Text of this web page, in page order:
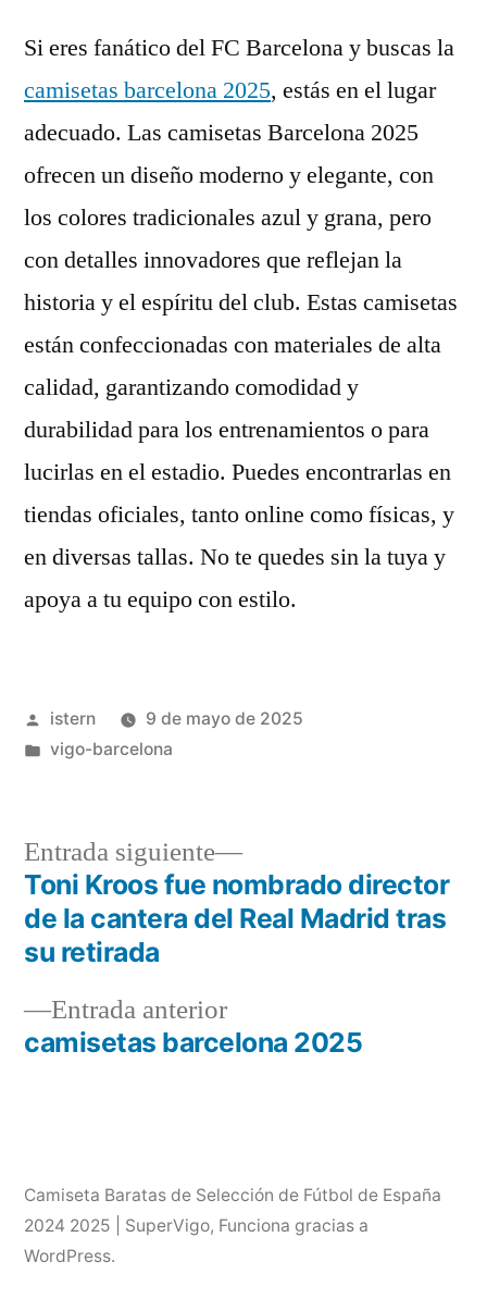
Si eres fanático del FC Barcelona y buscas la
camisetas barcelona 2025, estás en el lugar
adecuado. Las camisetas Barcelona 2025
ofrecen un diseño moderno y elegante, con
los colores tradicionales azul y grana, pero
con detalles innovadores que reflejan la
historia y el espíritu del club. Estas camisetas
están confeccionadas con materiales de alta
calidad, garantizando comodidad y
durabilidad para los entrenamientos o para
lucirlas en el estadio. Puedes encontrarlas en
tiendas oficiales, tanto online como físicas, y
en diversas tallas. No te quedes sin la tuya y
apoya a tu equipo con estilo.
Publicado
por
istern
9 de mayo de 2025
Publicado
vigo-barcelona
Navegación
de
entradas
Entrada anteriorEntrada
anterior:
camisetas barcelona 2025
Entrada siguiente
Entrada
siguiente:
Toni Kroos fue nombrado director
de la cantera del Real Madrid tras
su retirada
Camiseta Baratas de Selección de Fútbol de España
2024 2025 | SuperVigo, Funciona gracias a
WordPress.